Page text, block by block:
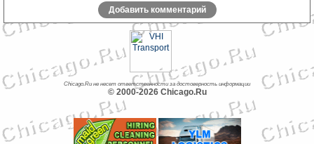
Добавить комментарий
Chicago.Ru не несет ответственности за достоверность информации
© 2000-2026 Chicago.Ru